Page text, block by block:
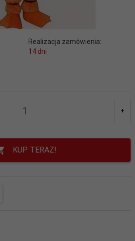
Realizacja zamówienia:
14 dni
KUP TERAZ!